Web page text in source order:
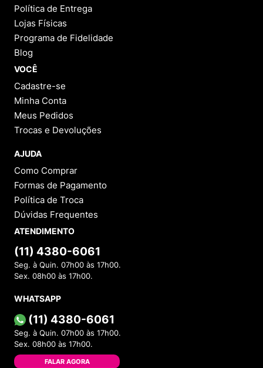
Política de Entrega
Lojas Físicas
Programa de Fidelidade
Blog
VOCÊ
Cadastre-se
Minha Conta
Meus Pedidos
Trocas e Devoluções
AJUDA
Como Comprar
Formas de Pagamento
Política de Troca
Dúvidas Frequentes
ATENDIMENTO
(11) 4380-6061
Seg. à Quin. 07h00 às 17h00.
Sex. 08h00 às 17h00.
WHATSAPP
(11) 4380-6061
Seg. à Quin. 07h00 às 17h00.
Sex. 08h00 às 17h00.
FALAR AGORA